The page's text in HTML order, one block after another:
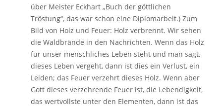
über Meister Eckhart „Buch der göttlichen
Tröstung“, das war schon eine Diplomarbeit.) Zum
Bild von Holz und Feuer: Holz verbrennt. Wir sehen
die Waldbrände in den Nachrichten. Wenn das Holz
für unser menschliches Leben steht und man sagt,
dieses Leben vergeht, dann ist dies ein Verlust, ein
Leiden; das Feuer verzehrt dieses Holz. Wenn aber
Gott dieses verzehrende Feuer ist, die Lebendigkeit,
das wertvollste unter den Elementen, dann ist das